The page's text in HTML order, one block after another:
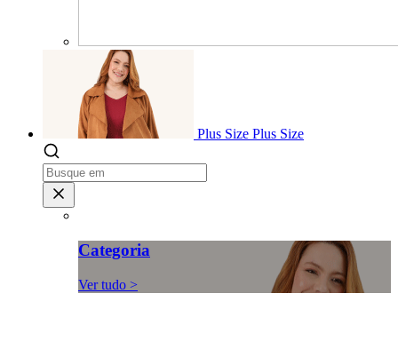
Plus Size Plus Size
Categoria
Ver tudo >